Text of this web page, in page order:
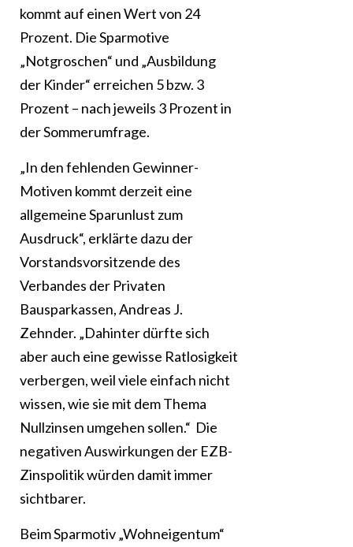
kommt auf einen Wert von 24
Prozent. Die Sparmotive
„Notgroschen“ und „Ausbildung
der Kinder“ erreichen 5 bzw. 3
Prozent – nach jeweils 3 Prozent in
der Sommerumfrage.
„In den fehlenden Gewinner-
Motiven kommt derzeit eine
allgemeine Sparunlust zum
Ausdruck“, erklärte dazu der
Vorstandsvorsitzende des
Verbandes der Privaten
Bausparkassen, Andreas J.
Zehnder. „Dahinter dürfte sich
aber auch eine gewisse Ratlosigkeit
verbergen, weil viele einfach nicht
wissen, wie sie mit dem Thema
Nullzinsen umgehen sollen.“ Die
negativen Auswirkungen der EZB-
Zinspolitik würden damit immer
sichtbarer.
Beim Sparmotiv „Wohneigentum“